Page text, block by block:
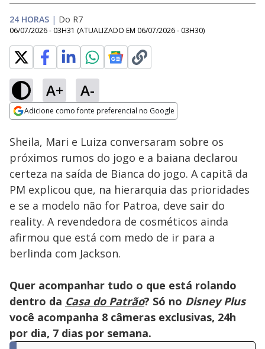
24 HORAS | Do R7
06/07/2026 - 03H31 (ATUALIZADO EM 06/07/2026 - 03H30)
A+ A-
Adicione como fonte preferencial no Google
Ativar
Loaded
36.21%
Sheila, Mari e Luiza conversaram sobre os
próximos rumos do jogo e a baiana declarou
certeza na saída de Bianca do jogo. A capitã da
PM explicou que, na hierarquia das prioridades
e se a modelo não for Patroa, deve sair do
reality. A revendedora de cosméticos ainda
afirmou que está com medo de ir para a
berlinda com Jackson.
Quer acompanhar tudo o que está rolando
dentro da Casa do Patrão? Só no Disney Plus
você acompanha 8 câmeras exclusivas, 24h
por dia, 7 dias por semana.